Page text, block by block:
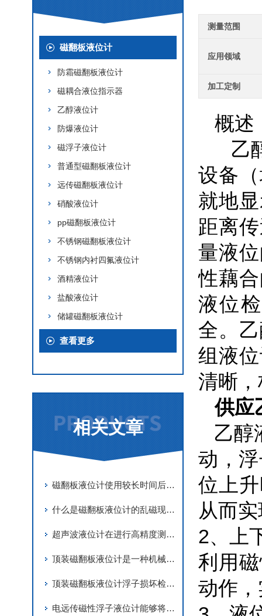
磁翻板液位计
防霜磁翻板液位计
磁耦合液位指示器
乙醇液位计
防爆液位计
磁浮子液位计
普通型磁翻板液位计
远传磁翻板液位计
硝酸液位计
pp磁翻板液位计
不锈钢磁翻板液位计
不锈钢内衬四氟液位计
酒精液位计
盐酸液位计
储罐磁翻板液位计
查看更多
相关文章
磁翻板液位计使用较长时间后正确地维护与保养很重要
什么是磁翻板液位计的乱磁现象？
超声波液位计在进行高精度测量时为什么需要进行温压补偿
顶装磁翻板液位计是一种机械式液位测量仪器
顶装磁翻板液位计浮子损坏检修出现的意外情况的防范措施
电远传磁性浮子液位计能够将液位数据通过电缆或者无线传输到接收端
测量范围
应用领域
加工定制
概述
乙
设备
就地
距离
量液
性藕
液位
全。
组液
清晰
供应
乙醇
动，
位上
从而
2、上
利用
动作